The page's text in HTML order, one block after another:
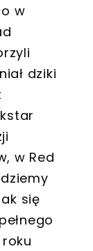
w
dziki
w Red
się